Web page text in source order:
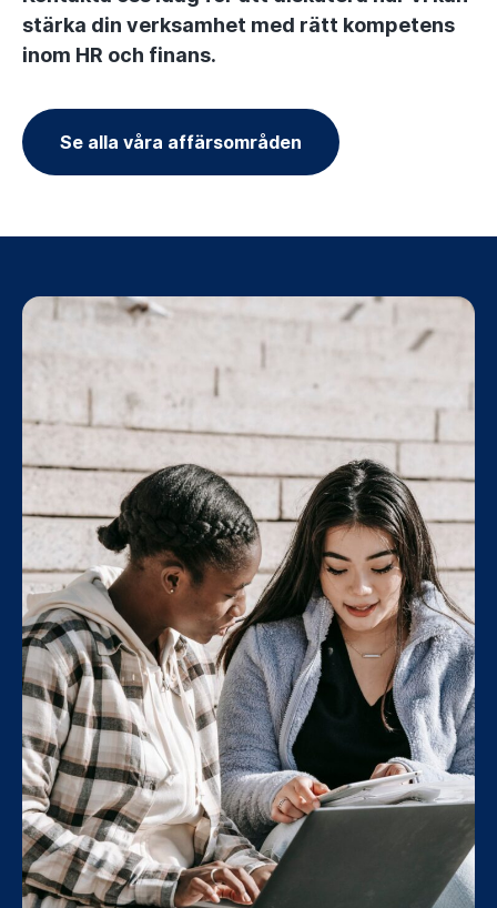
stärka din verksamhet med rätt kompetens
inom HR och finans.
Se alla våra affärsområden